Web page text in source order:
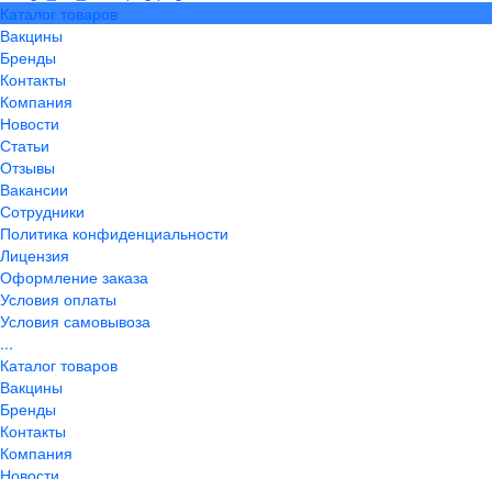
Каталог товаров
Вакцины
Бренды
Контакты
Компания
Новости
Статьи
Отзывы
Вакансии
Сотрудники
Политика конфиденциальности
Лицензия
Оформление заказа
Условия оплаты
Условия самовывоза
...
Каталог товаров
Вакцины
Бренды
Контакты
Компания
Новости